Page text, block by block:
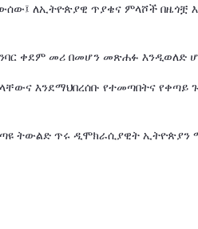
ለኢትዮጵያዊ ጥያቄና ምላሾች በዜጎቿ
ቀደም መሪ በመሆን መጽሐፉ እንዲወለድ
እንደማህበረሰቡ የተመጣበትና የቀጣይ
ትውልድ ጥሩ ዲሞክራሲያዊት ኢትዮጵያን